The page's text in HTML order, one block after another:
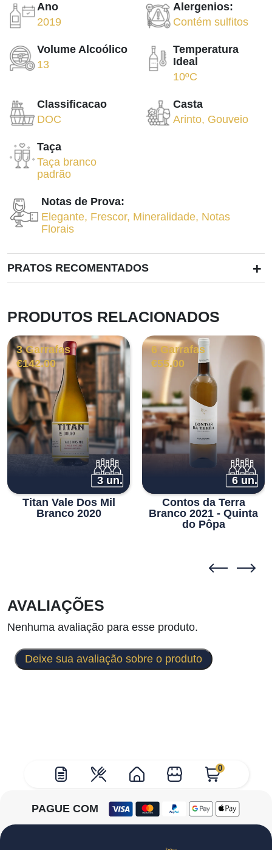
0
Ano
2019
Alergenios:
Contém sulfitos
Volume Alcoólico
13
Temperatura
Ideal
10ºC
Classificacao
DOC
Casta
Arinto, Gouveio
Taça
Taça branco
padrão
Notas de Prova:
Elegante, Frescor, Mineralidade, Notas
Florais
PRATOS RECOMENTADOS +
PRODUTOS RELACIONADOS
3 Garrafas
€142.00
3 un.
Titan Vale Dos Mil
Branco 2020
6 Garrafas
€55.00
6 un.
Contos da Terra
Branco 2021 - Quinta
do Pôpa
AVALIAÇÕES
Nenhuma avaliação para esse produto.
Deixe sua avaliação sobre o produto
PAGUE COM